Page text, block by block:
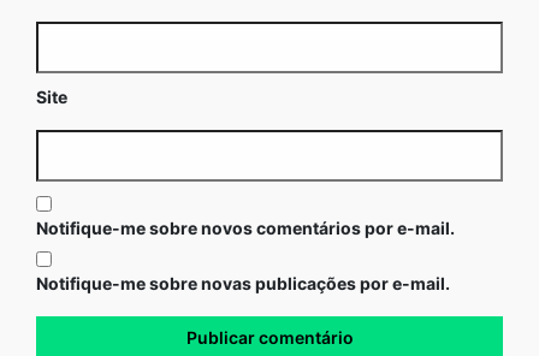
Site
Notifique-me sobre novos comentários por e-mail.
Notifique-me sobre novas publicações por e-mail.